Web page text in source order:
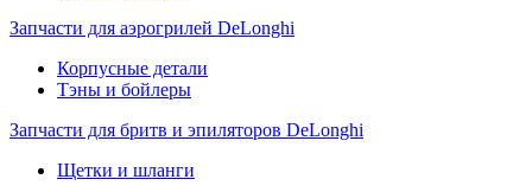
Запчасти для аэрогрилей DeLonghi
Корпусные детали
Тэны и бойлеры
Запчасти для бритв и эпиляторов DeLonghi
Щетки и шланги